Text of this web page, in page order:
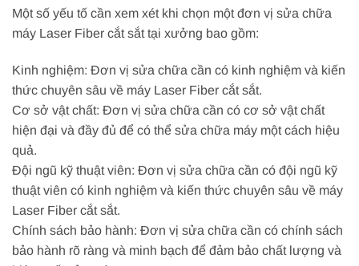
Một số yếu tố cần xem xét khi chọn một đơn vị sửa chữa
máy Laser Fiber cắt sắt tại xưởng bao gồm:
Kinh nghiệm: Đơn vị sửa chữa cần có kinh nghiệm và kiến
thức chuyên sâu về máy Laser Fiber cắt sắt.
Cơ sở vật chất: Đơn vị sửa chữa cần có cơ sở vật chất
hiện đại và đầy đủ để có thể sửa chữa máy một cách hiệu
quả.
Đội ngũ kỹ thuật viên: Đơn vị sửa chữa cần có đội ngũ kỹ
thuật viên có kinh nghiệm và kiến thức chuyên sâu về máy
Laser Fiber cắt sắt.
Chính sách bảo hành: Đơn vị sửa chữa cần có chính sách
bảo hành rõ ràng và minh bạch để đảm bảo chất lượng và